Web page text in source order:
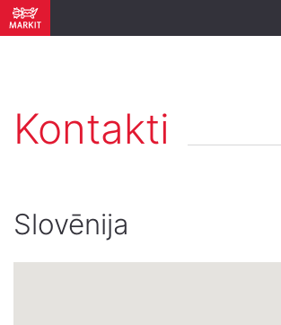
Kontakti
Slovēnija